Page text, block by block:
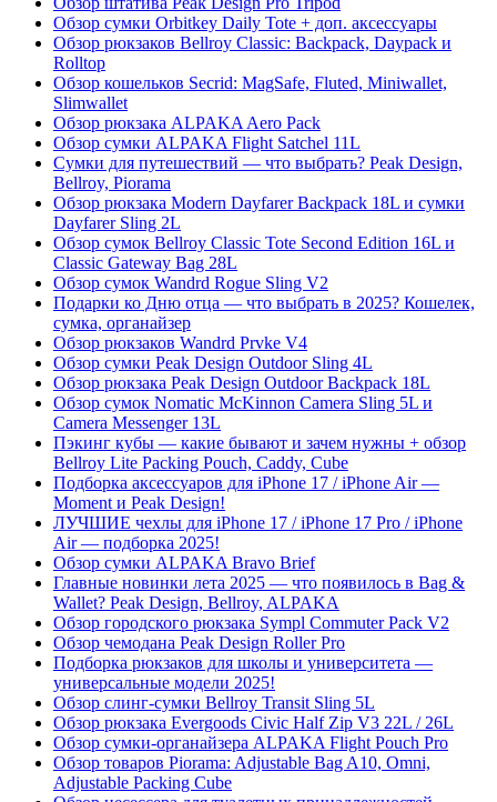
Обзор сумки Orbitkey Daily Tote + доп. аксессуары
Обзор рюкзаков Bellroy Classic: Backpack, Daypack и
Rolltop
Обзор кошельков Secrid: MagSafe, Fluted, Miniwallet,
Slimwallet
Обзор рюкзака ALPAKA Aero Pack
Обзор сумки ALPAKA Flight Satchel 11L
Сумки для путешествий — что выбрать? Peak Design,
Bellroy, Piorama
Обзор рюкзака Modern Dayfarer Backpack 18L и сумки
Dayfarer Sling 2L
Обзор сумок Bellroy Classic Tote Second Edition 16L и
Classic Gateway Bag 28L
Обзор сумок Wandrd Rogue Sling V2
Подарки ко Дню отца — что выбрать в 2025? Кошелек,
сумка, органайзер
Обзор рюкзаков Wandrd Prvke V4
Обзор сумки Peak Design Outdoor Sling 4L
Обзор рюкзака Peak Design Outdoor Backpack 18L
Обзор сумок Nomatic McKinnon Camera Sling 5L и
Camera Messenger 13L
Пэкинг кубы — какие бывают и зачем нужны + обзор
Bellroy Lite Packing Pouch, Caddy, Cube
Подборка аксессуаров для iPhone 17 / iPhone Air —
Moment и Peak Design!
ЛУЧШИЕ чехлы для iPhone 17 / iPhone 17 Pro / iPhone
Air — подборка 2025!
Обзор сумки ALPAKA Bravo Brief
Главные новинки лета 2025 — что появилось в Bag &
Wallet? Peak Design, Bellroy, ALPAKA
Обзор городского рюкзака Sympl Commuter Pack V2
Обзор чемодана Peak Design Roller Pro
Подборка рюкзаков для школы и университета —
универсальные модели 2025!
Обзор слинг-сумки Bellroy Transit Sling 5L
Обзор рюкзака Evergoods Civic Half Zip V3 22L / 26L
Обзор сумки-органайзера ALPAKA Flight Pouch Pro
Обзор товаров Piorama: Adjustable Bag A10, Omni,
Adjustable Packing Cube